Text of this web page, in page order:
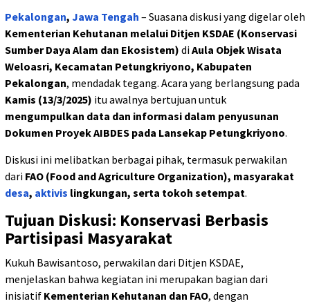
Pekalongan, Jawa Tengah – Suasana diskusi yang digelar oleh
Kementerian Kehutanan melalui Ditjen KSDAE (Konservasi
Sumber Daya Alam dan Ekosistem) diAula Objek Wisata
Weloasri, Kecamatan Petungkriyono, Kabupaten
Pekalongan, mendadak tegang. Acara yang berlangsung pada
Kamis (13/3/2025) itu awalnya bertujuan untuk
mengumpulkan data dan informasi dalam penyusunan
Dokumen Proyek AIBDES pada Lansekap Petungkriyono.
Diskusi ini melibatkan berbagai pihak, termasuk perwakilan
dari FAO (Food and Agriculture Organization), masyarakat
desa, aktivis lingkungan, serta tokoh setempat.
Tujuan Diskusi: Konservasi Berbasis
Partisipasi Masyarakat
Kukuh Bawisantoso, perwakilan dari Ditjen KSDAE,
menjelaskan bahwa kegiatan ini merupakan bagian dari
inisiatif Kementerian Kehutanan dan FAO, dengan